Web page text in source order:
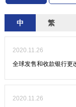
中 繁
2020.11.26
全球发售和收款银行更
2020.11.26